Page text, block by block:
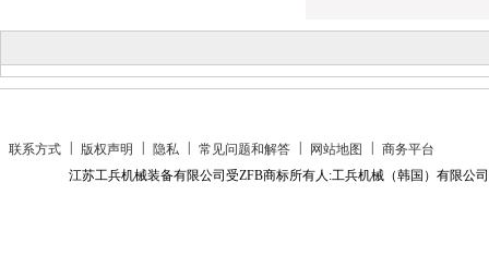
联系方式 版权声明 隐私 常见问题和解答 网站地图
商务平台
江苏工兵机械装备有限公司受ZFB商标所有人:工兵机械（韩国）有限公